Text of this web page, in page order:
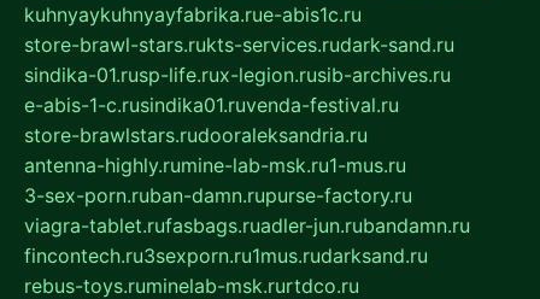
kuhnyaykuhnyayfabrika.rue-abis1c.ru
store-brawl-stars.rukts-services.rudark-sand.ru
sindika-01.rusp-life.rux-legion.rusib-archives.ru
e-abis-1-c.rusindika01.ruvenda-festival.ru
store-brawlstars.rudooraleksandria.ru
antenna-highly.rumine-lab-msk.ru1-mus.ru
3-sex-porn.ruban-damn.rupurse-factory.ru
viagra-tablet.rufasbags.ruadler-jun.rubandamn.ru
fincontech.ru3sexporn.ru1mus.rudarksand.ru
rebus-toys.ruminelab-msk.rurtdco.ru